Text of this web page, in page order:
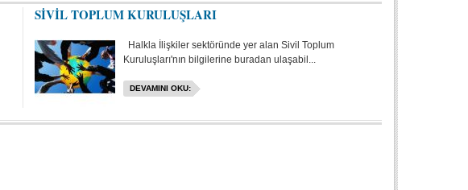
SİVİL TOPLUM KURULUŞLARI
Halkla İlişkiler sektöründe yer alan Sivil Toplum
Kuruluşları'nın bilgilerine buradan ulaşabil...
DEVAMINI OKU: